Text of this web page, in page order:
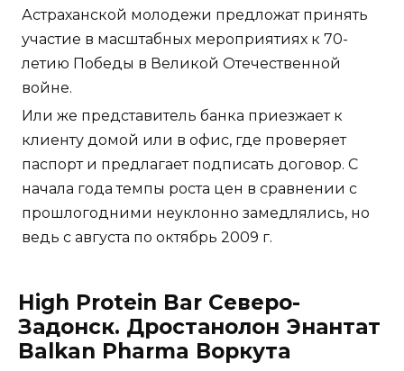
Астраханской молодежи предложат принять
участие в масштабных мероприятиях к 70-
летию Победы в Великой Отечественной
войне.
Или же представитель банка приезжает к
клиенту домой или в офис, где проверяет
паспорт и предлагает подписать договор. С
начала года темпы роста цен в сравнении с
прошлогодними неуклонно замедлялись, но
ведь с августа по октябрь 2009 г.
High Protein Bar Северо-
Задонск. Дростанолон Энантат
Balkan Pharma Воркута